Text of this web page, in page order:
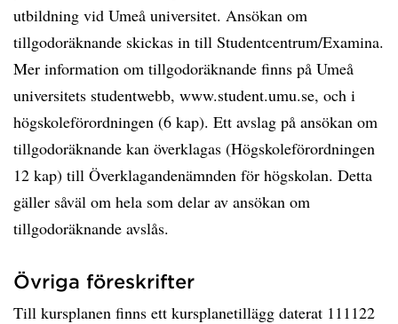
utbildning vid Umeå universitet. Ansökan om
tillgodoräknande skickas in till Studentcentrum/Examina.
Mer information om tillgodoräknande finns på Umeå
universitets studentwebb, www.student.umu.se, och i
högskoleförordningen (6 kap). Ett avslag på ansökan om
tillgodoräknande kan överklagas (Högskoleförordningen
12 kap) till Överklagandenämnden för högskolan. Detta
gäller såväl om hela som delar av ansökan om
tillgodoräknande avslås.
Övriga föreskrifter
Till kursplanen finns ett kursplanetillägg daterat 111122